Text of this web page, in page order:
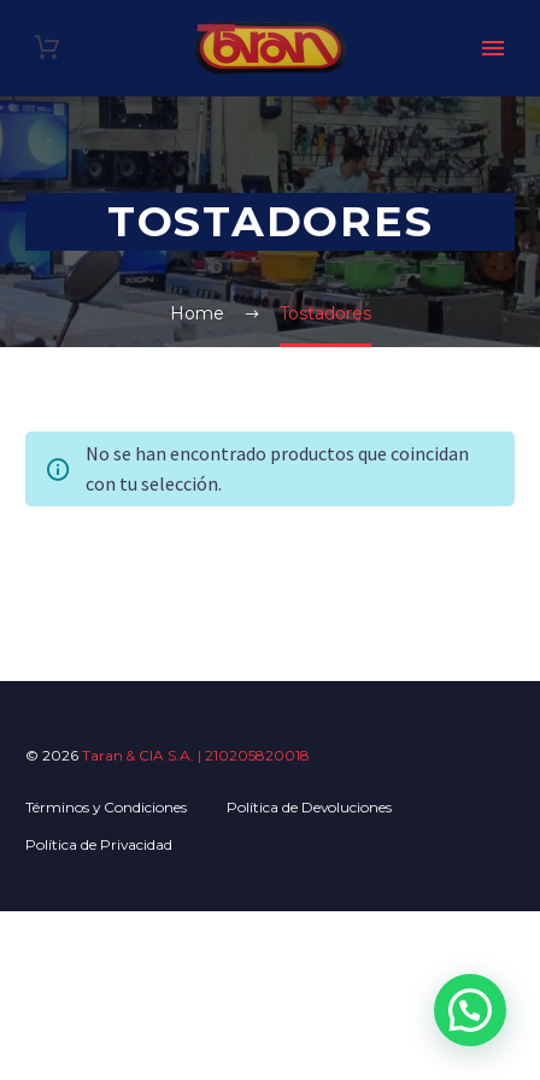
TOSTADORES
Home Tostadores
No se han encontrado productos que coincidan
con tu selección.
© 2026 Taran & CIA S.A. | 210205820018
Términos y Condiciones Política de Devoluciones
Política de Privacidad